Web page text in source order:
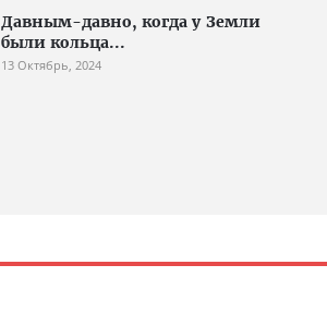
Давным-давно, когда у Земли
были кольца...
13 Октябрь, 2024